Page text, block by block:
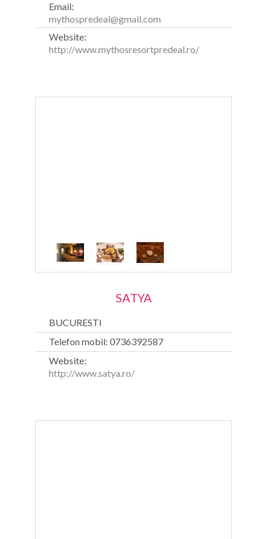
Email:
mythospredeal@gmail.com
Website:
http://www.mythosresortpredeal.ro/
SATYA
BUCURESTI
Telefon mobil: 0736392587
Website:
http://www.satya.ro/